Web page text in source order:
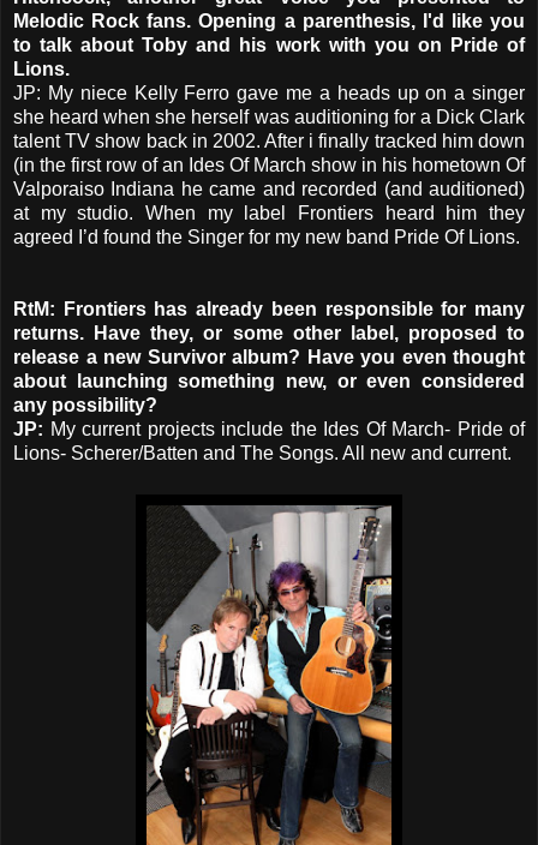
Melodic Rock fans. Opening a parenthesis, I'd like you
to talk about Toby and his work with you on Pride of
Lions.
JP: My niece Kelly Ferro gave me a heads up on a singer
she heard when she herself was auditioning for a Dick Clark
talent TV show back in 2002. After i finally tracked him down
(in the first row of an Ides Of March show in his hometown Of
Valporaiso Indiana he came and recorded (and auditioned)
at my studio. When my label Frontiers heard him they
agreed I’d found the Singer for my new band Pride Of Lions.
RtM: Frontiers has already been responsible for many
returns. Have they, or some other label, proposed to
release a new Survivor album? Have you even thought
about launching something new, or even considered
any possibility?
JP: My current projects include the Ides Of March- Pride of
Lions- Scherer/Batten and The Songs. All new and current.